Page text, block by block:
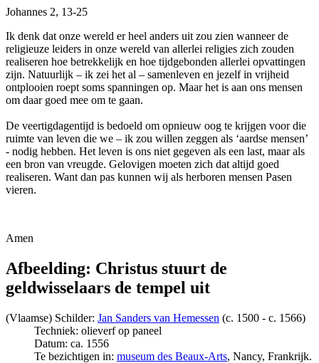
Johannes 2, 13-25
Ik denk dat onze wereld er heel anders uit zou zien wanneer de
religieuze leiders in onze wereld van allerlei religies zich zouden
realiseren hoe betrekkelijk en hoe tijdgebonden allerlei opvattingen
zijn. Natuurlijk – ik zei het al – samenleven en jezelf in vrijheid
ontplooien roept soms spanningen op. Maar het is aan ons mensen
om daar goed mee om te gaan.
De veertigdagentijd is bedoeld om opnieuw oog te krijgen voor die
ruimte van leven die we – ik zou willen zeggen als ‘aardse mensen’
- nodig hebben. Het leven is ons niet gegeven als een last, maar als
een bron van vreugde. Gelovigen moeten zich dat altijd goed
realiseren. Want dan pas kunnen wij als herboren mensen Pasen
vieren.
Amen
Afbeelding: Christus stuurt de
geldwisselaars de tempel uit
(Vlaamse) Schilder: Jan Sanders van Hemessen (c. 1500 - c. 1566)
Techniek: olieverf op paneel
Datum: ca. 1556
Te bezichtigen in: museum des Beaux-Arts, Nancy, Frankrijk.